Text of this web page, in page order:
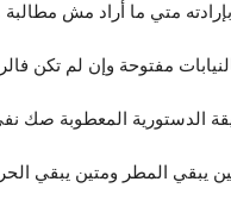
متي ما أراد مش
مفتوحة وإن لم تكن
الدستورية المعطوبة صك
يبقي المطر ومتين يبقي